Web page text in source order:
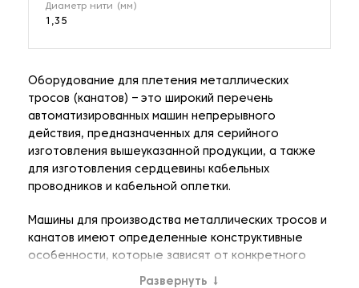
Диаметр нити (мм)
1,35
Оборудование для плетения металлических
тросов (канатов) – это широкий перечень
автоматизированных машин непрерывного
действия, предназначенных для серийного
изготовления вышеуказанной продукции, а также
для изготовления сердцевины кабельных
проводников и кабельной оплетки.
Машины для производства металлических тросов и
канатов имеют определенные конструктивные
особенности, которые зависят от конкретного
назначения и способа скручивания. Вот некоторые
Развернуть ↓